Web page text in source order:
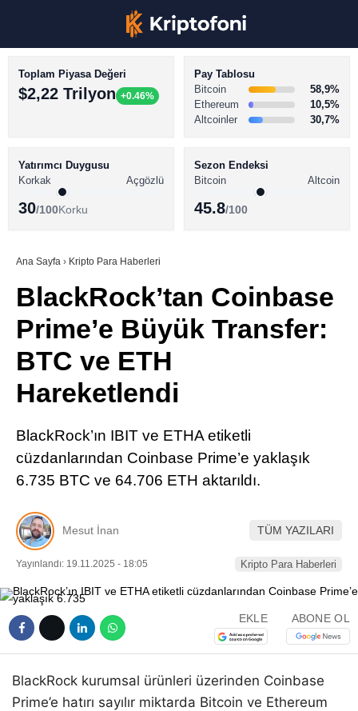
Youtube
TikTok
Telegram
BİTCOİN HABERLERİ
ALTCOİN HABERLERİ
SÖZLÜK
Toplam Piyasa Değeri
$2,22 Trilyon +0.46%
Pay Tablosu
Bitcoin
58,9%
Ethereum
10,5%
Altcoinler
30,7%
Yatırımcı Duygusu
Korkak
Açgözlü
30/100Korku
Sezon Endeksi
Bitcoin
Altcoin
45.8/100
Ana Sayfa › Kripto Para Haberleri
BlackRock’tan Coinbase
Prime’e Büyük Transfer:
BTC ve ETH
Hareketlendi
BlackRock’ın IBIT ve ETHA etiketli
cüzdanlarından Coinbase Prime’e yaklaşık
6.735 BTC ve 64.706 ETH aktarıldı.
Mesut İnan TÜM YAZILARI
Yayınlandı: 19.11.2025 - 18:05 Kripto Para Haberleri
EKLE ABONE OL
BlackRock kurumsal ürünleri üzerinden Coinbase
Prime’e hatırı sayılır miktarda Bitcoin ve Ethereum